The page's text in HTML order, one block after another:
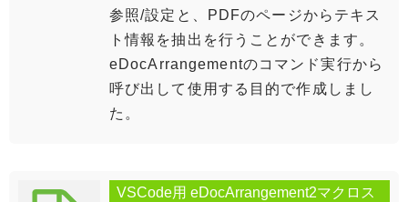
参照/設定と、PDFのページからテキス
ト情報を抽出を行うことができます。
eDocArrangementのコマンド実行から
呼び出して使用する目的で作成しまし
た。
VSCode用 eDocArrangement2マクロス